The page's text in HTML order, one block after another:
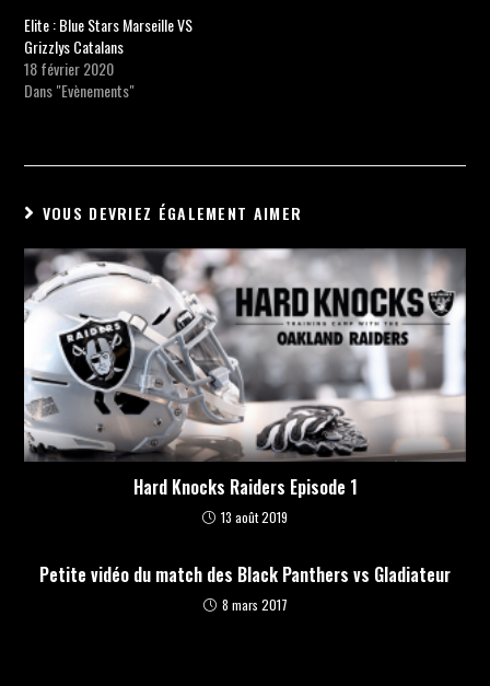
Elite : Blue Stars Marseille VS
Grizzlys Catalans
18 février 2020
Dans "Evènements"
VOUS DEVRIEZ ÉGALEMENT AIMER
Hard Knocks Raiders Episode 1
13 août 2019
Petite vidéo du match des Black Panthers vs Gladiateur
8 mars 2017